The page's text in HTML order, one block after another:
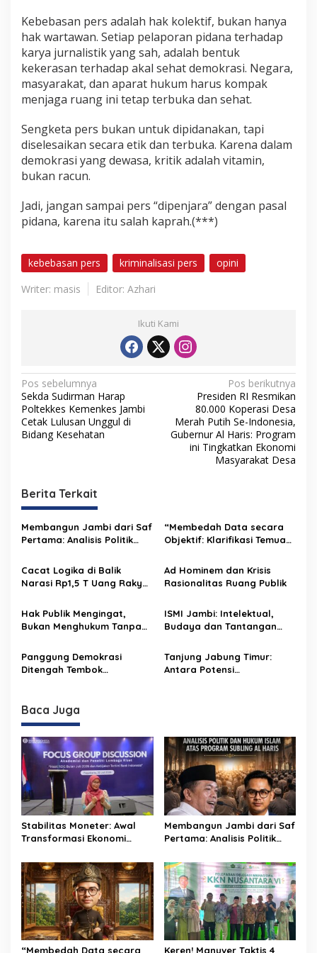
Kebebasan pers adalah hak kolektif, bukan hanya
hak wartawan. Setiap pelaporan pidana terhadap
karya jurnalistik yang sah, adalah bentuk
kekerasan terhadap akal sehat demokrasi. Negara,
masyarakat, dan aparat hukum harus kompak
menjaga ruang ini tetap terbuka dan sehat.
Sengketa pers bukan untuk dipidanakan, tapi
diselesaikan secara etik dan terbuka. Karena dalam
demokrasi yang dewasa, kritik adalah vitamin,
bukan racun.
Jadi, jangan sampai pers “dipenjara” dengan pasal
pidana, karena itu salah kaprah.(***)
kebebasan pers kriminalisasi pers
opini
Writer: masis
Editor: Azhari
Ikuti Kami
N
a
v
a
s
i
p
o
s
Pos sebelumnya
Sekda Sudirman Harap
Poltekkes Kemenkes Jambi
Cetak Lulusan Unggul di
Bidang Kesehatan
Pos berikutnya
Presiden RI Resmikan
80.000 Koperasi Desa
Merah Putih Se-Indonesia,
Gubernur Al Haris: Program
ini Tingkatkan Ekonomi
Masyarakat Desa
Berita Terkait
Membangun Jambi dari Saf
Pertama: Analisis Politik
Program SUBLING Al Haris
“Membedah Data secara
Objektif: Klarifikasi Temuan
Wujud Transparansi dan
Akuntabilitas Pemprov
Cacat Logika di Balik
Narasi Rp1,5 T Uang Rakyat
Ad Hominem dan Krisis
Rasionalitas Ruang Publik
Hak Publik Mengingat,
Bukan Menghukum Tanpa
ISMI Jambi: Intelektual,
Budaya dan Tantangan
Pembangunan Daerah
Panggung Demokrasi
Ditengah Tembok
Tanjung Jabung Timur:
Antara Potensi
Baca Juga
Stabilitas Moneter: Awal
Transformasi Ekonomi
Membangun Jambi dari Saf
Pertama: Analisis Politik
Program SUBLING Al Haris
“Membedah Data secara Keren! Manuver Taktis 4